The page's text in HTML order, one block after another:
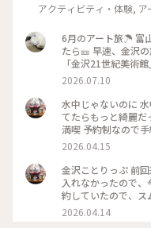
アクティビティ・体験, ア
6月のアート旅☂️ 富
たら🎫 早速、金沢
「金沢21世紀美術
休館日😱 今回初め
来ました🏊🏊 ただ
写真は撮れないよね
しみました😂 修学
ないうちにと午前中
紀美術館#スイミン
2026.07.10
水中じゃないのに 水
てたらもっと綺麗だ
満喫 予約制なので手続きがちょっと面倒だけど、 見てよかっ
た #ちいさな列車旅 #金沢#金沢21世紀美術館#プール #現代ア
ート
2026.04.15
金沢ことりっぷ 前回来た時は震災直後でこちらの美術館には
入れなかったので、今
約していたので、スムーズに
🌸🌸🌸 芝生も綺麗でとても気持ちいい。 フリースペースもた
くさんあるので のんびり楽しめ
2026.04.14